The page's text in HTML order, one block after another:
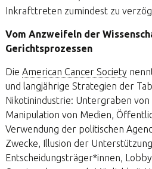
Inkrafttreten zumindest zu
Vom Anzweifeln der
Gerichtsprozessen
Die American Cancer Society
und langjährige Strategien der
Nikotinindustrie: Untergraben von
Manipulation von Medien,
Verwendung der politischen
Zwecke, Illusion der
Entscheidungsträger*innen,